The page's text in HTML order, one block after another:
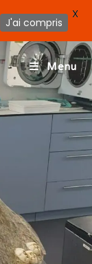
Menu
J'ai compris
X